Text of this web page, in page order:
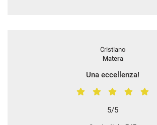
Cristiano
Matera
Una eccellenza!
5/5